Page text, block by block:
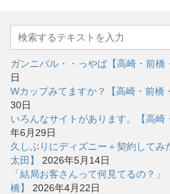
ガンニバル・・っやば【高崎・前橋
日
Wカップみてますか？【高崎・前橋
30日
いろんなサイトがあります。【高崎
年6月29日
久しぶりにディズニー＋契約して
太田】
2026年5月14日
「結局お客さんって何見てるの？
橋】
2026年4月22日